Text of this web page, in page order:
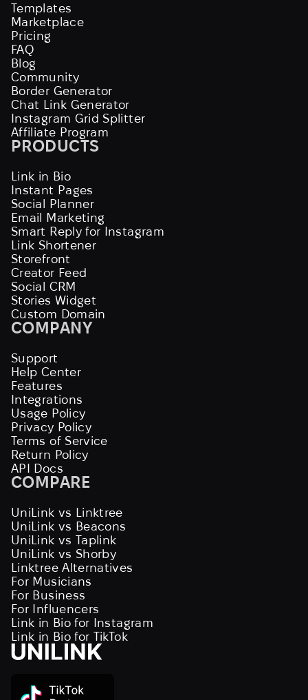
Templates
Marketplace
Pricing
FAQ
Blog
Community
Border Generator
Chat Link Generator
Instagram Grid Splitter
Affiliate Program
PRODUCTS
Link in Bio
Instant Pages
Social Planner
Email Marketing
Smart Reply for Instagram
Link Shortener
Storefront
Creator Feed
Social CRM
Stories Widget
Custom Domain
COMPANY
Support
Help Center
Features
Integrations
Usage Policy
Privacy Policy
Terms of Service
Return Policy
API Docs
COMPARE
UniLink vs Linktree
UniLink vs Beacons
UniLink vs Taplink
UniLink vs Shorby
Linktree Alternatives
For Musicians
For Business
For Influencers
Link in Bio for Instagram
Link in Bio for TikTok